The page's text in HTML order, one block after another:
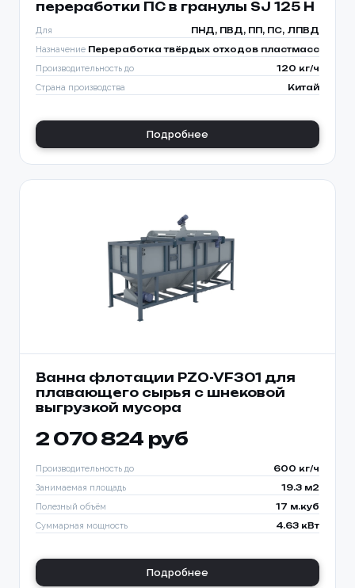
переработки ПС в гранулы SJ 125 H
Для ПНД, ПВД, ПП, ПС, ЛПВД
Назначение Переработка твёрдых отходов пластмасс
Производительность до 120 кг/ч
Страна производства Китай
Подробнее
Ванна флотации PZO-VF301 для
плавающего сырья с шнековой
выгрузкой мусора
2 070 824 руб
Производительность до 600 кг/ч
Занимаемая площадь 19.3 м2
Полезный объём 17 м.куб
Суммарная мощность 4.63 кВт
Подробнее